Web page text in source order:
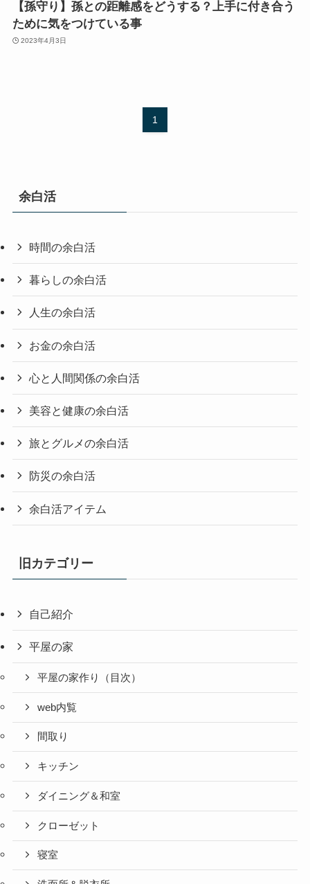
【孫守り】孫との距離感をどうする？上手に付き合う
ために気をつけている事
2023年4月3日
1
余白活
時間の余白活
暮らしの余白活
人生の余白活
お金の余白活
心と人間関係の余白活
美容と健康の余白活
旅とグルメの余白活
防災の余白活
余白活アイテム
旧カテゴリー
自己紹介
平屋の家
平屋の家作り（目次）
web内覧
間取り
キッチン
ダイニング＆和室
クローゼット
寝室